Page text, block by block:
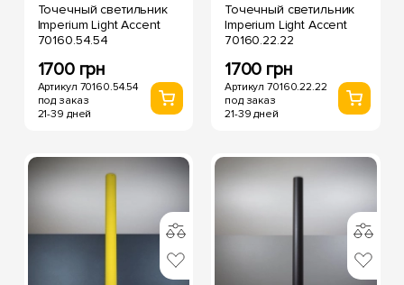
Точечный светильник
Imperium Light Accent
70160.54.54
1700 грн
Артикул 70160.54.54
под заказ
21-39 дней
Точечный светильник
Imperium Light Accent
70160.22.22
1700 грн
Артикул 70160.22.22
под заказ
21-39 дней